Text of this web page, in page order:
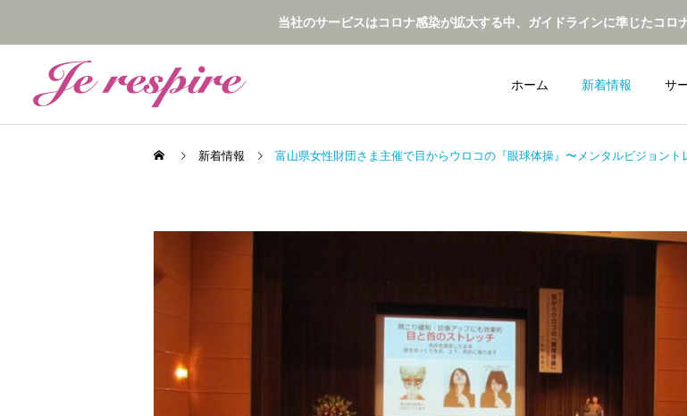
当社のサービスはコロナ感染が拡大する中、ガイドラインに準じたコロ
ホーム 新着情報 サ
サンプルテキス安室ちゃん
のバックダンサーだったお
2人😆✨
『頭の良
新着情報 富山県女性財団さま主催で目からウロコの『眼球体操』〜メンタルビジョント